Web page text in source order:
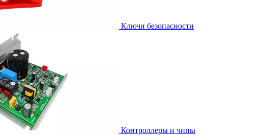
Ключи безопасности
Контроллеры и чипы